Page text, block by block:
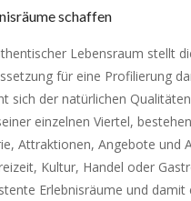
schaffen
Lebensraum stellt
für eine Profilierung
sich der natürlichen
einzelnen Viertel,
Attraktionen, Angebote und
Kultur, Handel oder
Erlebnisräume und damit